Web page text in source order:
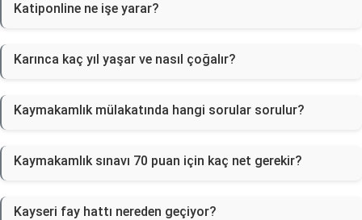
Katiponline ne işe yarar?
Karınca kaç yıl yaşar ve nasıl çoğalır?
Kaymakamlık mülakatında hangi sorular sorulur?
Kaymakamlık sınavı 70 puan için kaç net gerekir?
Kayseri fay hattı nereden geçiyor?